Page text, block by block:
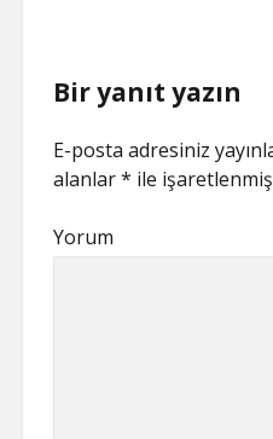
Bir yanıt yazın
E-posta adresiniz
alanlar* ile
Yorum